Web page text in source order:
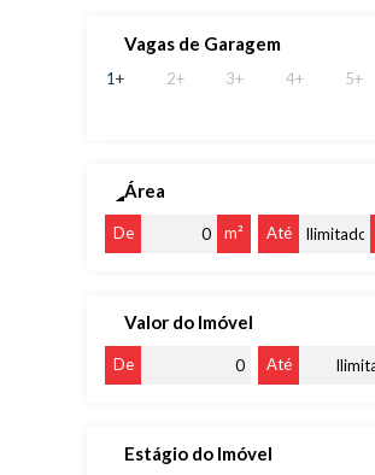
Vagas de Garagem
1+ 2+ 3+ 4+ 5+
Área
De m² Até
Valor do Imóvel
De Até
Estágio do Imóvel